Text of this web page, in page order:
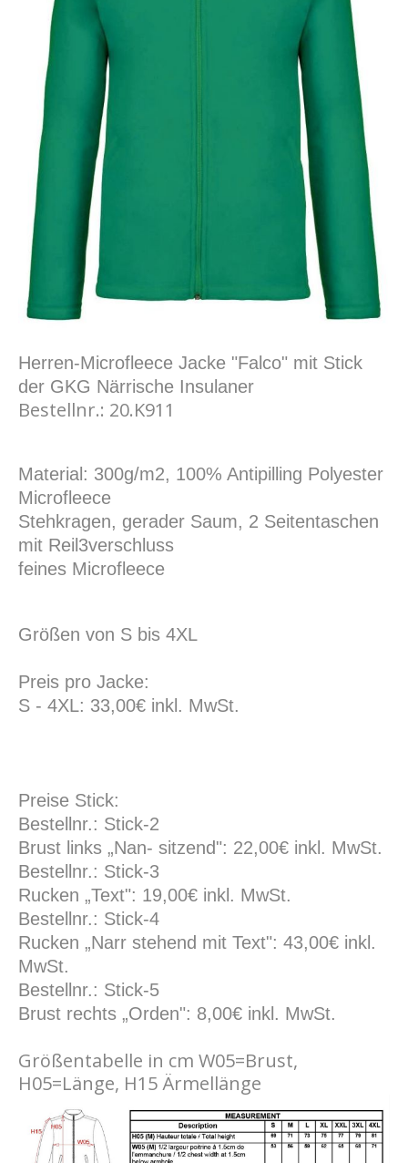
Herren-Microfleece Jacke "Falco" mit Stick
der GKG Närrische Insulaner
Bestellnr.: 20.K911
Material: 300g/m2, 100% Antipilling Polyester
Microfleece
Stehkragen, gerader Saum, 2 Seitentaschen
mit Reil3verschluss
feines Microfleece
Größen von S bis 4XL
Preis pro Jacke:
S - 4XL: 33,00€ inkl. MwSt.
Preise Stick:
Bestellnr.: Stick-2
Brust links „Nan- sitzend": 22,00€ inkl. MwSt.
Bestellnr.: Stick-3
Rucken „Text": 19,00€ inkl. MwSt.
Bestellnr.: Stick-4
Rucken „Narr stehend mit Text": 43,00€ inkl.
MwSt.
Bestellnr.: Stick-5
Brust rechts „Orden": 8,00€ inkl. MwSt.
Größentabelle in cm W05=Brust,
H05=Länge, H15 Ärmellänge